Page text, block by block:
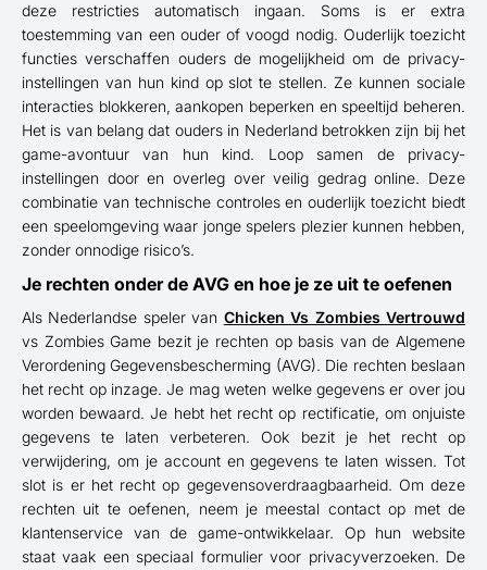
deze restricties automatisch ingaan. Soms is er extra
toestemming van een ouder of voogd nodig. Ouderlijk toezicht
functies verschaffen ouders de mogelijkheid om de privacy-
instellingen van hun kind op slot te stellen. Ze kunnen sociale
interacties blokkeren, aankopen beperken en speeltijd beheren.
Het is van belang dat ouders in Nederland betrokken zijn bij het
game-avontuur van hun kind. Loop samen de privacy-
instellingen door en overleg over veilig gedrag online. Deze
combinatie van technische controles en ouderlijk toezicht biedt
een speelomgeving waar jonge spelers plezier kunnen hebben,
zonder onnodige risico’s.
Je rechten onder de AVG en hoe je ze uit te oefenen
Als Nederlandse speler van Chicken Vs Zombies Vertrouwd
vs Zombies Game bezit je rechten op basis van de Algemene
Verordening Gegevensbescherming (AVG). Die rechten beslaan
het recht op inzage. Je mag weten welke gegevens er over jou
worden bewaard. Je hebt het recht op rectificatie, om onjuiste
gegevens te laten verbeteren. Ook bezit je het recht op
verwijdering, om je account en gegevens te laten wissen. Tot
slot is er het recht op gegevensoverdraagbaarheid. Om deze
rechten uit te oefenen, neem je meestal contact op met de
klantenservice van de game-ontwikkelaar. Op hun website
staat vaak een speciaal formulier voor privacyverzoeken. De